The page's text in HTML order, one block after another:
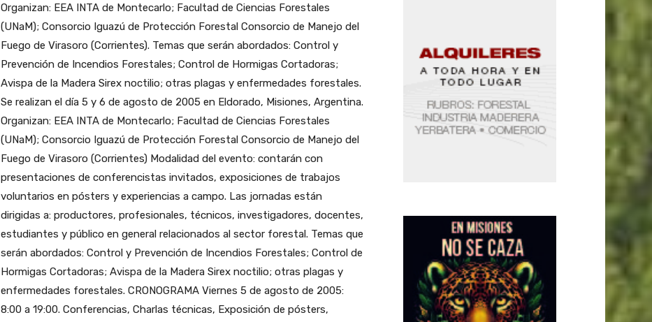
Organizan: EEA INTA de Montecarlo; Facultad de Ciencias Forestales
(UNaM); Consorcio Iguazú de Protección Forestal Consorcio de Manejo del
Fuego de Virasoro (Corrientes). Temas que serán abordados: Control y
Prevención de Incendios Forestales; Control de Hormigas Cortadoras;
Avispa de la Madera Sirex noctilio; otras plagas y enfermedades forestales.
Se realizan el día 5 y 6 de agosto de 2005 en Eldorado, Misiones, Argentina.
Organizan: EEA INTA de Montecarlo; Facultad de Ciencias Forestales
(UNaM); Consorcio Iguazú de Protección Forestal Consorcio de Manejo del
Fuego de Virasoro (Corrientes) Modalidad del evento: contarán con
presentaciones de conferencistas invitados, exposiciones de trabajos
voluntarios en pósters y experiencias a campo. Las jornadas están
dirigidas a: productores, profesionales, técnicos, investigadores, docentes,
estudiantes y público en general relacionados al sector forestal. Temas que
serán abordados: Control y Prevención de Incendios Forestales; Control de
Hormigas Cortadoras; Avispa de la Madera Sirex noctilio; otras plagas y
enfermedades forestales. CRONOGRAMA Viernes 5 de agosto de 2005:
8:00 a 19:00. Conferencias, Charlas técnicas, Exposición de pósters,